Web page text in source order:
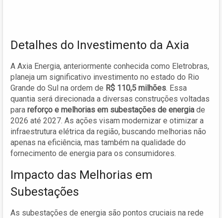
Detalhes do Investimento da Axia
A Axia Energia, anteriormente conhecida como Eletrobras,
planeja um significativo investimento no estado do Rio
Grande do Sul na ordem de R$ 110,5 milhões. Essa
quantia será direcionada a diversas construções voltadas
para reforço e melhorias em subestações de energia de
2026 até 2027. As ações visam modernizar e otimizar a
infraestrutura elétrica da região, buscando melhorias não
apenas na eficiência, mas também na qualidade do
fornecimento de energia para os consumidores.
Impacto das Melhorias em
Subestações
As subestações de energia são pontos cruciais na rede